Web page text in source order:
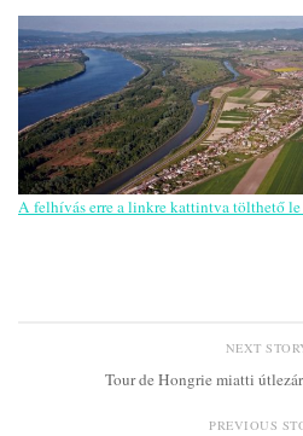
A felhívás erre a linkre kattintva tölthető le
NEXT
Tour de Hongrie miatti
PREVIOUS